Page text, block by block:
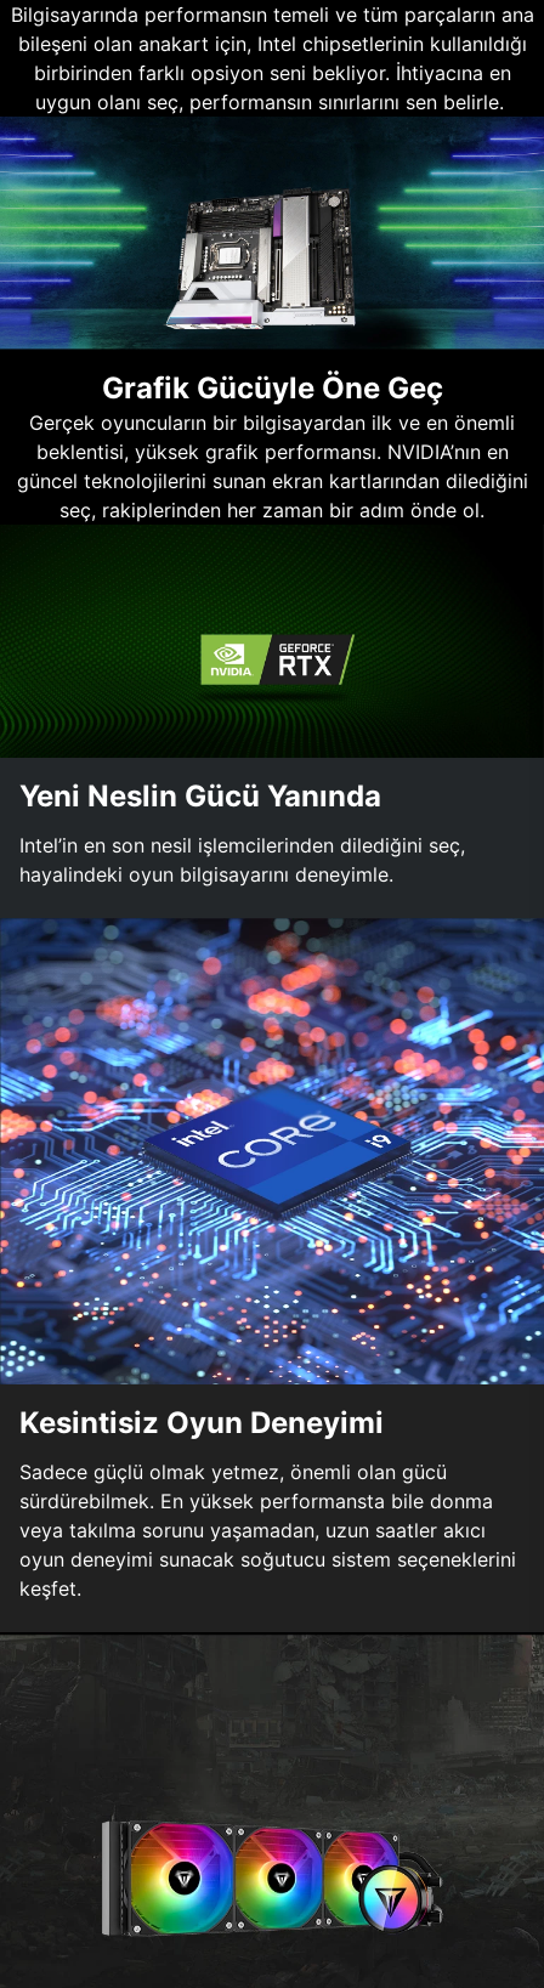
Bilgisayarında performansın temeli ve tüm parçaların ana
bileşeni olan anakart için, Intel chipsetlerinin kullanıldığı
birbirinden farklı opsiyon seni bekliyor. İhtiyacına en
uygun olanı seç, performansın sınırlarını sen belirle.
Grafik Gücüyle Öne Geç
Gerçek oyuncuların bir bilgisayardan ilk ve en önemli
beklentisi, yüksek grafik performansı. NVIDIA’nın en
güncel teknolojilerini sunan ekran kartlarından dilediğini
seç, rakiplerinden her zaman bir adım önde ol.
Yeni Neslin Gücü Yanında
Intel’in en son nesil işlemcilerinden dilediğini seç,
hayalindeki oyun bilgisayarını deneyimle.
Kesintisiz Oyun Deneyimi
Sadece güçlü olmak yetmez, önemli olan gücü
sürdürebilmek. En yüksek performansta bile donma
veya takılma sorunu yaşamadan, uzun saatler akıcı
oyun deneyimi sunacak soğutucu sistem seçeneklerini
keşfet.